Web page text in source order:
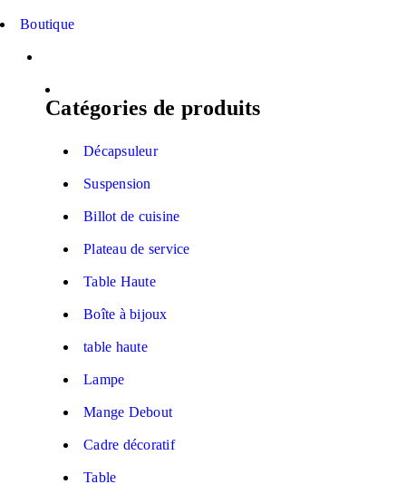
Boutique
Catégories de produits
Décapsuleur
Suspension
Billot de cuisine
Plateau de service
Table Haute
Boîte à bijoux
table haute
Lampe
Mange Debout
Cadre décoratif
Table